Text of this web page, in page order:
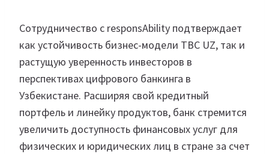
Cотрудничество с responsAbility подтверждает
как устойчивость бизнес-модели TBC UZ, так и
растущую уверенность инвесторов в
перспективах цифрового банкинга в
Узбекистане. Расширяя свой кредитный
портфель и линейку продуктов, банк стремится
увеличить доступность финансовых услуг для
физических и юридических лиц в стране за счет